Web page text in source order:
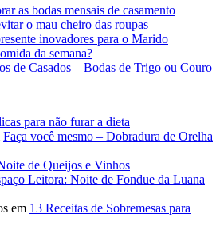
as bodas mensais de casamento
o mau cheiro das roupas
inovadores para o Marido
da semana?
de Casados – Bodas de Trigo ou Couro
para não furar a dieta
Faça você mesmo – Dobradura de Orelha
de Queijos e Vinhos
Leitora: Noite de Fondue da Luana
em 13 Receitas de Sobremesas para